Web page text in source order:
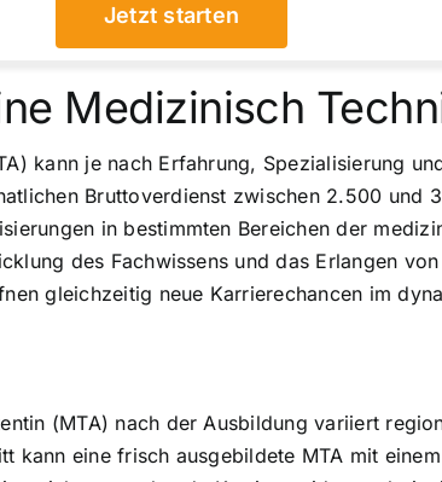
Jetzt starten
Medizinisch
kann je nach Erfahrung, Spezialisierung
Bruttoverdienst zwischen 2.500 und
in bestimmten Bereichen der
des Fachwissens und das Erlangen
gleichzeitig neue Karrierechancen im
(MTA) nach der Ausbildung variiert
kann eine frisch ausgebildete MTA mit